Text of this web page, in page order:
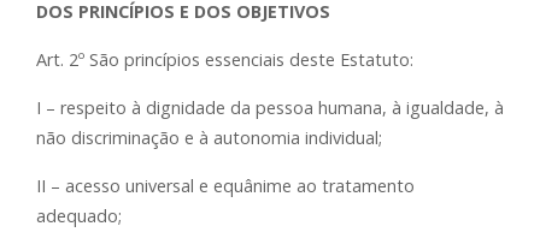
DOS PRINCÍPIOS E DOS OBJETIVOS
Art. 2º São princípios essenciais deste Estatuto:
I – respeito à dignidade da pessoa humana, à igualdade, à
não discriminação e à autonomia individual;
II – acesso universal e equânime ao tratamento
adequado;